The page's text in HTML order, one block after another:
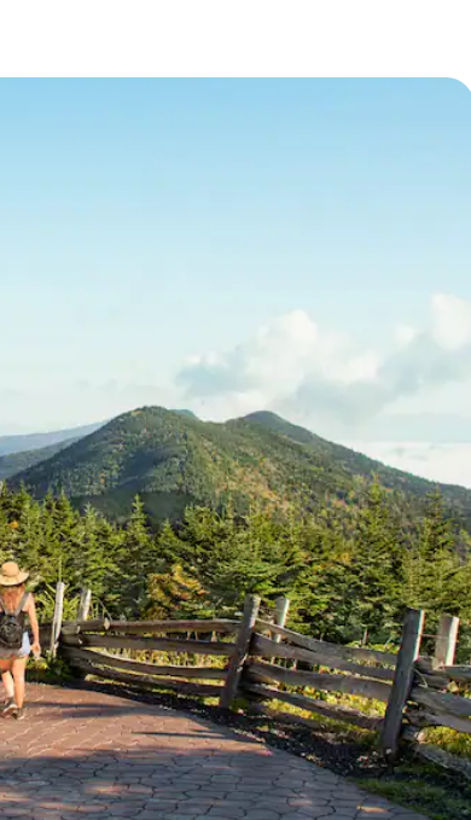
bas pour les parcourir ou en appuyant et en faisant glisser.